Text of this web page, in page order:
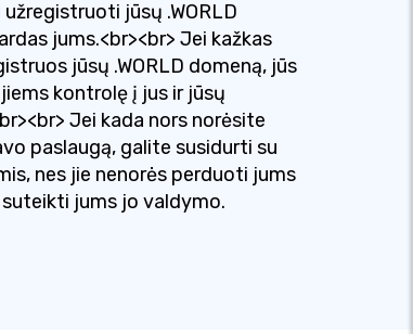
jūsų .WORLD
jums.<br><br> Jei kažkas
jūsų .WORLD domeną, jūs
kontrolę į jus ir jūsų
Jei kada nors norėsite
paslaugą, galite susidurti su
nes jie nenorės perduoti jums
jums jo valdymo.